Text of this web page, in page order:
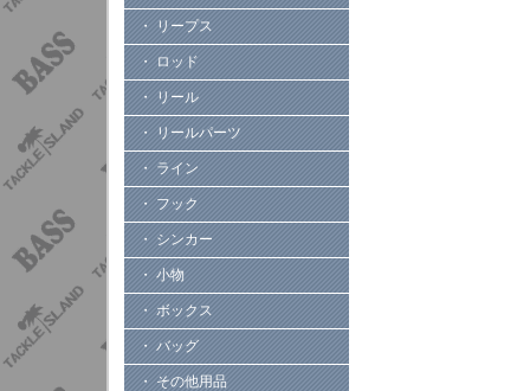
・ リープス
・ ロッド
・ リール
・ リールパーツ
・ ライン
・ フック
・ シンカー
・ 小物
・ ボックス
・ バッグ
・ その他用品